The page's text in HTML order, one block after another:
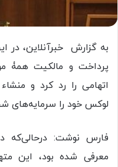
به گزارش خبرآنلاین، در
پرداخت و مالکیت همۀ
اتهامی را رد کرد و
لوکس خود را سرمایه‌های
فارس نوشت: درحالی‌که
معرفی شده بود، این